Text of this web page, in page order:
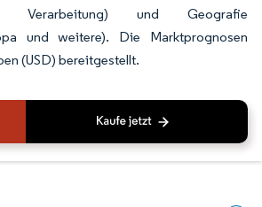
Verarbeitung) und Geografie
und weitere). Die Marktprognosen
(USD) bereitgestellt.